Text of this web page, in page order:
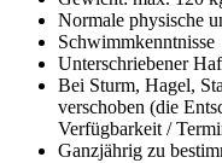
Normale physische
Schwimmkenntnisse
Unterschriebener
Bei Sturm, Hagel,
verschoben (die
Verfügbarkeit /
Ganzjährig zu